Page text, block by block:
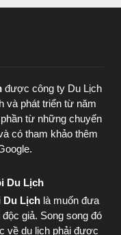
được công ty Du Lịch
và phát triển từ năm
từ những chuyến
có tham khảo thêm
Du Lịch
Du Lịch là muốn đưa
giả. Song song đó
về du lịch phải được